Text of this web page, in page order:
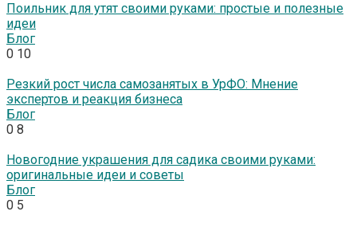
Поильник для утят своими руками: простые и полезные
идеи
Блог
0 10
Резкий рост числа самозанятых в УрФО: Мнение
экспертов и реакция бизнеса
Блог
0 8
Новогодние украшения для садика своими руками:
оригинальные идеи и советы
Блог
0 5